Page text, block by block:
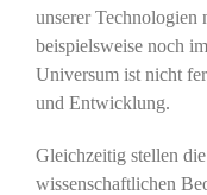
unserer
beispielsweise noch
Universum ist nicht
und Entwicklung.
Gleichzeitig stellen
wissenschaftlichen